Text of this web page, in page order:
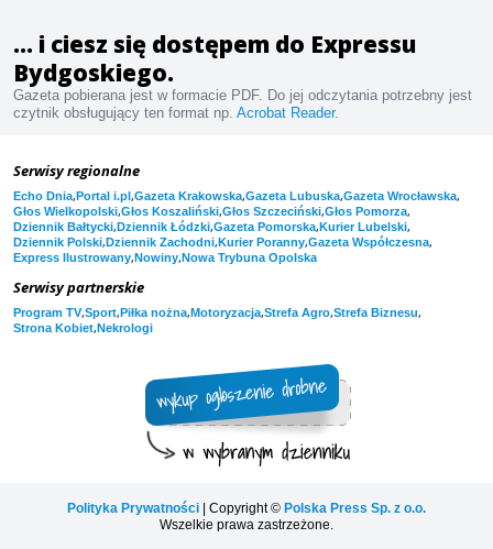
... i ciesz się dostępem do Expressu
Bydgoskiego.
Gazeta pobierana jest w formacie PDF. Do jej odczytania potrzebny jest
czytnik obsługujący ten format np. Acrobat Reader.
Serwisy regionalne
Echo Dnia,Portal i.pl,Gazeta Krakowska,Gazeta Lubuska,Gazeta Wrocławska,
Głos Wielkopolski,Głos Koszaliński,Głos Szczeciński,Głos Pomorza,
Dziennik Bałtycki,Dziennik Łódzki,Gazeta Pomorska,Kurier Lubelski,
Dziennik Polski,Dziennik Zachodni,Kurier Poranny,Gazeta Współczesna,
Express Ilustrowany,Nowiny,Nowa Trybuna Opolska
Serwisy partnerskie
Program TV,Sport,Piłka nożna,Motoryzacja,Strefa Agro,Strefa Biznesu,
Strona Kobiet,Nekrologi
Polityka Prywatności | Copyright © Polska Press Sp. z o.o.
Wszelkie prawa zastrzeżone.